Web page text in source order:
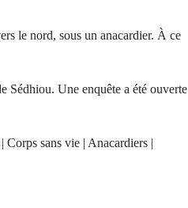
le nord, sous un anacardier. À ce
Sédhiou. Une enquête a été ouverte
Corps sans vie | Anacardiers |